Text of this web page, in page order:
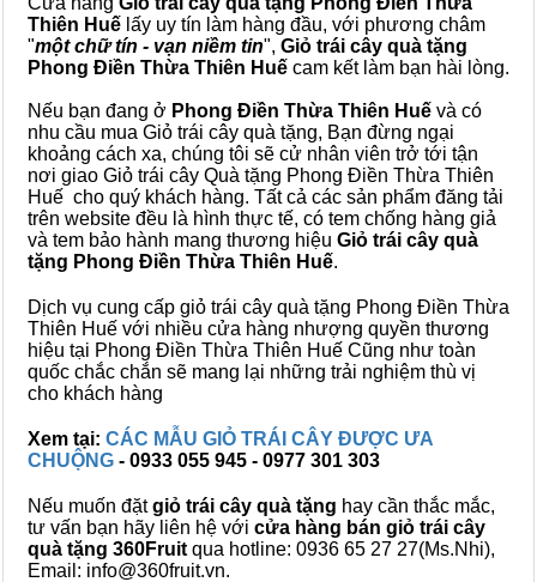
Thiên Huế lấy uy tín làm hàng đầu, với phương châm
"một chữ tín - vạn niềm tin", Giỏ trái cây quà tặng
Phong Điền Thừa Thiên Huế cam kết làm bạn hài lòng.
Nếu bạn đang ở Phong Điền Thừa Thiên Huế và có
nhu cầu mua Giỏ trái cây quà tặng, Bạn đừng ngại
khoảng cách xa, chúng tôi sẽ cử nhân viên trở tới tận
nơi giao Giỏ trái cây Quà tặng Phong Điền Thừa Thiên
Huế cho quý khách hàng. Tất cả các sản phẩm đăng tải
trên website đều là hình thực tế, có tem chống hàng giả
và tem bảo hành mang thương hiệu Giỏ trái cây quà
tặng Phong Điền Thừa Thiên Huế.
Dịch vụ cung cấp giỏ trái cây quà tặng Phong Điền Thừa
Thiên Huế với nhiều cửa hàng nhượng quyền thương
hiệu tại Phong Điền Thừa Thiên Huế Cũng như toàn
quốc chắc chắn sẽ mang lại những trải nghiệm thù vị
cho khách hàng
Xem tại: CÁC MẪU GIỎ TRÁI CÂY ĐƯỢC ƯA
CHUỘNG - 0933 055 945 - 0977 301 303
Nếu muốn đặtgiỏ trái cây quà tặng hay cần thắc mắc,
tư vấn bạn hãy liên hệ với cửa hàng bán giỏ trái cây
quà tặng 360Fruit qua hotline: 0936 65 27 27(Ms.Nhi),
Email: info@360fruit.vn.